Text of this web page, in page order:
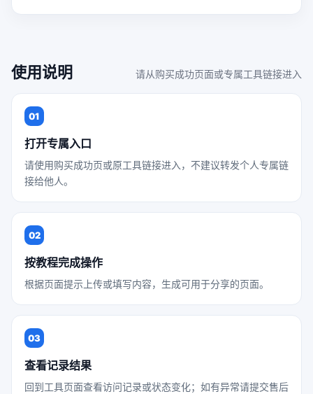
使用说明 请从购买成功页面或专属工具链接进入
01
打开专属入口
请使用购买成功页或原工具链接进入，不建议转发个人专属链
接给他人。
02
按教程完成操作
根据页面提示上传或填写内容，生成可用于分享的页面。
03
查看记录结果
回到工具页面查看访问记录或状态变化；如有异常请提交售后